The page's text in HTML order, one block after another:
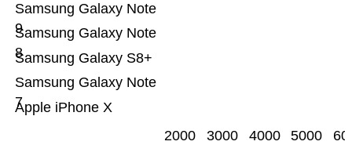
Apple iPhone X
Samsung Galaxy Note
7
Samsung Galaxy S8+
Samsung Galaxy Note
8
Samsung Galaxy Note
9
2000 3000 4000 5000